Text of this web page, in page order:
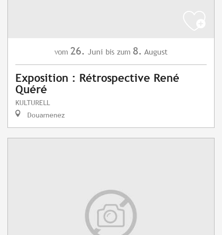
vom 26. Juni bis zum 8. August
Exposition : Rétrospective René
Quéré
KULTURELL
Douarnenez